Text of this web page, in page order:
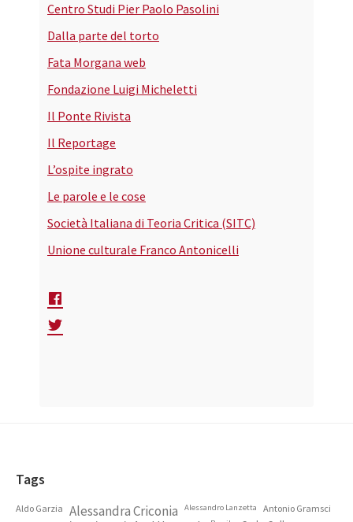
Centro Studi Pier Paolo Pasolini
Dalla parte del torto
Fata Morgana web
Fondazione Luigi Micheletti
Il Ponte Rivista
Il Reportage
L’ospite ingrato
Le parole e le cose
Società Italiana di Teoria Critica (SITC)
Unione culturale Franco Antonicelli
Footer
Tags
Aldo Garzia Alessandra Criconia Alessandro Lanzetta Antonio Gramsci